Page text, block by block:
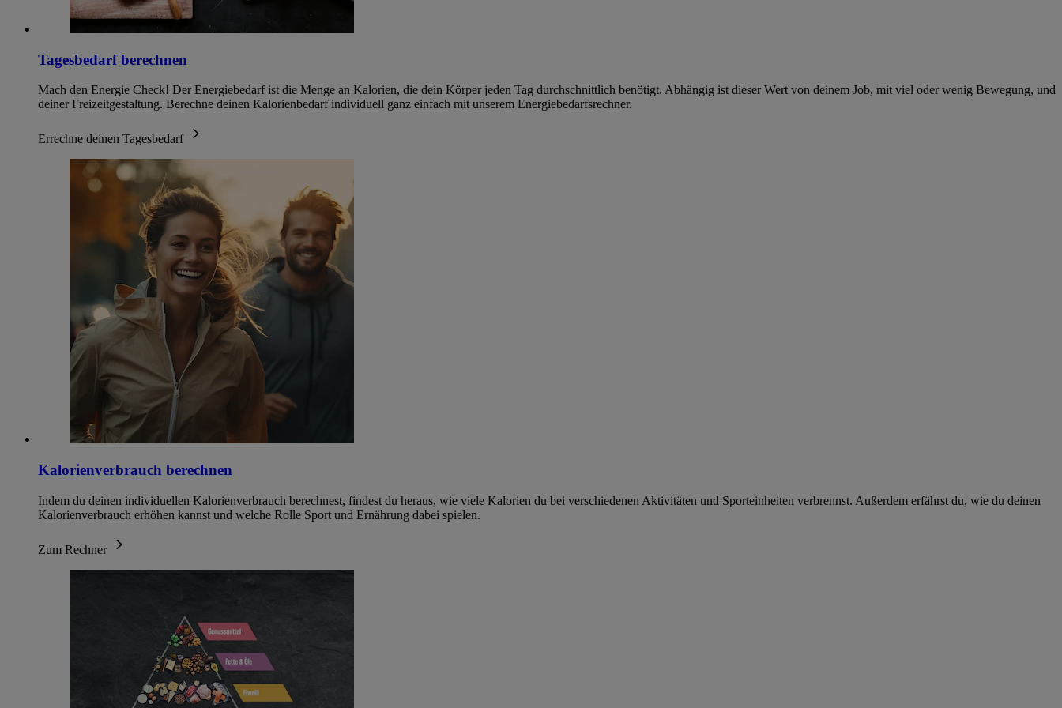
Tagesbedarf berechnen
Mach den Energie Check! Der Energiebedarf ist die Menge an Kalorien, die dein Körper jeden Tag durchschnittlich benötigt. Abhängig ist dieser Wert von deinem Job, mit viel oder wenig Bewegung, und
deiner Freizeitgestaltung. Berechne deinen Kalorienbedarf individuell ganz einfach mit unserem Energiebedarfsrechner.
Errechne deinen Tagesbedarf
Kalorienverbrauch berechnen
Indem du deinen individuellen Kalorienverbrauch berechnest, findest du heraus, wie viele Kalorien du bei verschiedenen Aktivitäten und Sporteinheiten verbrennst. Außerdem erfährst du, wie du deinen
Kalorienverbrauch erhöhen kannst und welche Rolle Sport und Ernährung dabei spielen.
Zum Rechner